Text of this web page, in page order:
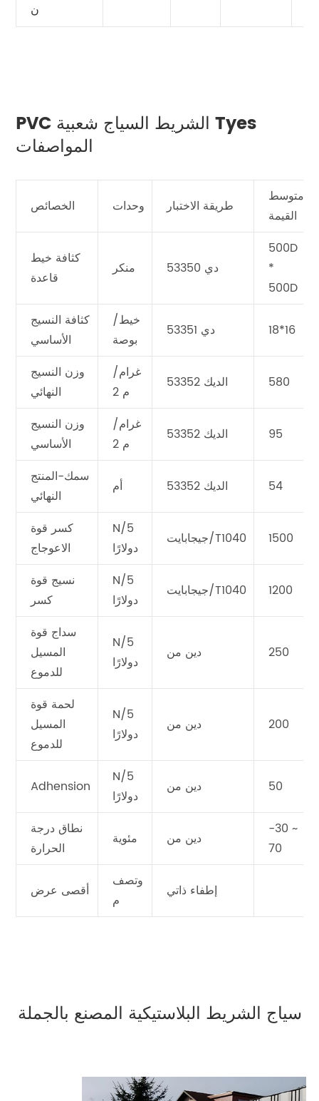
ن
PVC الشريط السياج شعبية Tyes
المواصفات
الخصائص وحدات طريقة الاختبار
متوسط
القيمة
كثافة خيط
قاعدة
منكر دي 53350
500D
*
500D
كثافة النسيج
الأساسي
خيط/
بوصة
دي 53351 18*16
وزن النسيج
النهائي
غرام/
م 2
الديك 53352 580
وزن النسيج
الأساسي
غرام/
م 2
الديك 53352 95
سمك-المنتج
النهائي
أم الديك 53352 54
كسر قوة
الاعوجاج
N/5
دولارًا
جيجابايت/T1040 1500
نسيج قوة
كسر
N/5
دولارًا
جيجابايت/T1040 1200
سداج قوة
المسيل
للدموع
N/5
دولارًا
دين من 250
لحمة قوة
المسيل
للدموع
N/5
دولارًا
دين من 200
Adhension
N/5
دولارًا
دين من 50
نطاق درجة
الحرارة
مئوية دين من
-30 ~
70
أقصى عرض
وتصف
م
إطفاء ذاتي
سياج الشريط البلاستيكية المصنع بالجملة